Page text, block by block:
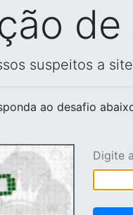
suspeitos a
ao desafio
Digite